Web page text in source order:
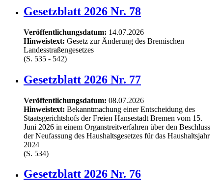
Gesetzblatt 2026 Nr. 78
Veröffentlichungsdatum: 14.07.2026
Hinweistext: Gesetz zur Änderung des Bremischen
Landesstraßengesetzes
(S. 535 - 542)
Gesetzblatt 2026 Nr. 77
Veröffentlichungsdatum: 08.07.2026
Hinweistext: Bekanntmachung einer Entscheidung des
Staatsgerichtshofs der Freien Hansestadt Bremen vom 15.
Juni 2026 in einem Organstreitverfahren über den Beschluss
der Neufassung des Haushaltsgesetzes für das Haushaltsjahr
2024
(S. 534)
Gesetzblatt 2026 Nr. 76